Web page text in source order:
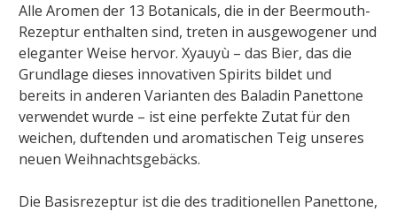
Alle Aromen der 13 Botanicals, die in der Beermouth-
Rezeptur enthalten sind, treten in ausgewogener und
eleganter Weise hervor. Xyauyù – das Bier, das die
Grundlage dieses innovativen Spirits bildet und
bereits in anderen Varianten des Baladin Panettone
verwendet wurde – ist eine perfekte Zutat für den
weichen, duftenden und aromatischen Teig unseres
neuen Weihnachtsgebäcks.
Die Basisrezeptur ist die des traditionellen Panettone,